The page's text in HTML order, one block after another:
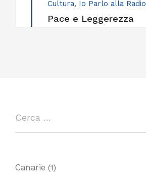
Cultura, Io Parlo alla Radio
Pace e Leggerezza
Canarie (1)